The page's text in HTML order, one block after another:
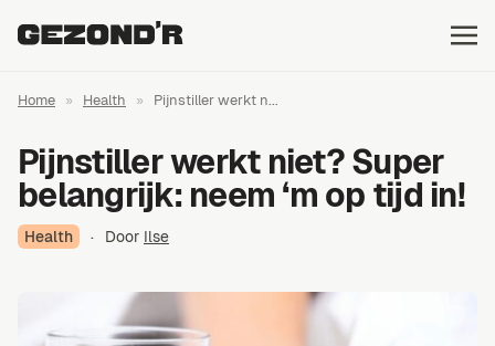
Home » Health » Pijnstiller werkt n...
Pijnstiller werkt niet? Super
belangrijk: neem ‘m op tijd in!
Health · Door Ilse